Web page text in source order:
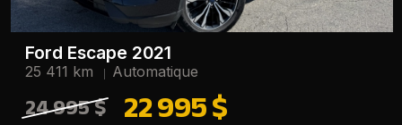
Ford Escape 2021
25 411 km Automatique
24 995 $ 22 995 $